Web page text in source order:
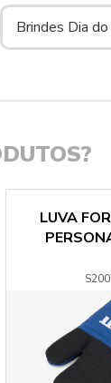
Brindes Dia
LUVA